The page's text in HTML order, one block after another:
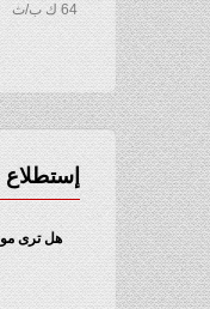
64 ك ب/ث
هل ترى